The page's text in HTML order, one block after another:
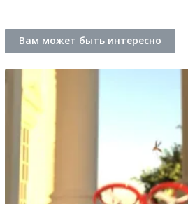
Вам может быть интересно